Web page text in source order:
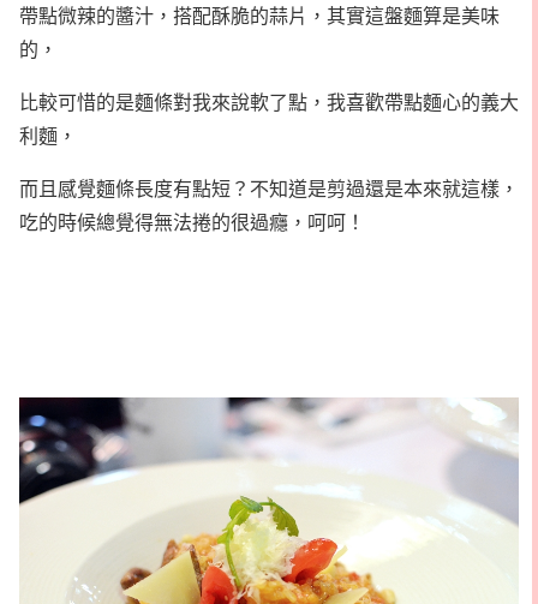
帶點微辣的醬汁，搭配酥脆的蒜片，其實這盤麵算是美味
的，
比較可惜的是麵條對我來說軟了點，我喜歡帶點麵心的義大
利麵，
而且感覺麵條長度有點短？不知道是剪過還是本來就這樣，
吃的時候總覺得無法捲的很過癮，呵呵！